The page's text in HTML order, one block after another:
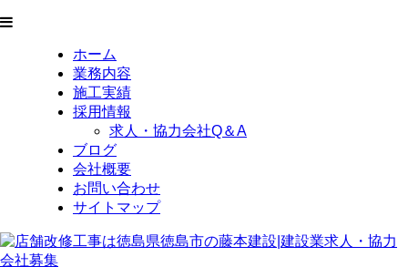
ホーム
業務内容
施工実績
採用情報
求人・協力会社Q＆A
ブログ
会社概要
お問い合わせ
サイトマップ